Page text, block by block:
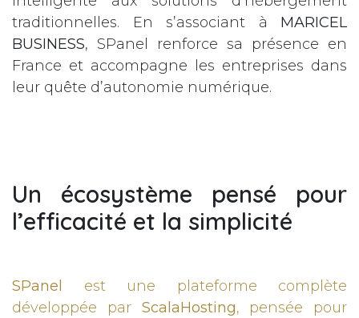
traditionnelles. En s’associant à MARICEL
BUSINESS, SPanel renforce sa présence en
France et accompagne les entreprises dans
leur quête d’autonomie numérique.
Un écosystème pensé pour
l’efficacité et la simplicité
SPanel est une plateforme complète
développée par ScalaHosting, pensée pour